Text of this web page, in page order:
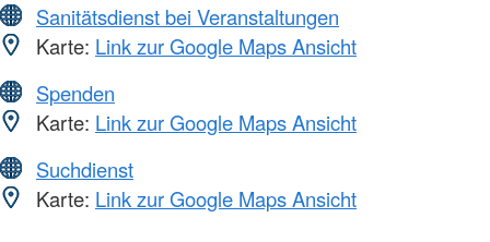
Sanitätsdienst bei Veranstaltungen
Karte: Link zur Google Maps Ansicht
Spenden
Karte: Link zur Google Maps Ansicht
Suchdienst
Karte: Link zur Google Maps Ansicht